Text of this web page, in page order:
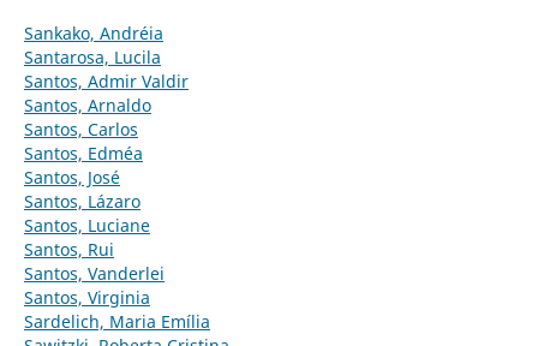
Sankako, Andréia
Santarosa, Lucila
Santos, Admir Valdir
Santos, Arnaldo
Santos, Carlos
Santos, Edméa
Santos, José
Santos, Lázaro
Santos, Luciane
Santos, Rui
Santos, Vanderlei
Santos, Virginia
Sardelich, Maria Emília